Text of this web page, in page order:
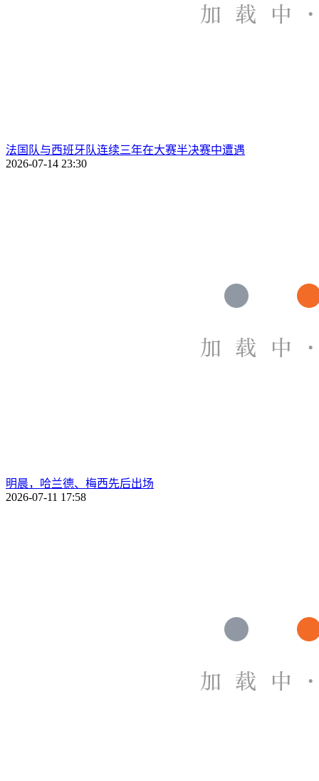
法国队与西班牙队连续三年在大赛半决赛中遭遇
2026-07-14 23:30
明晨，哈兰德、梅西先后出场
2026-07-11 17:58